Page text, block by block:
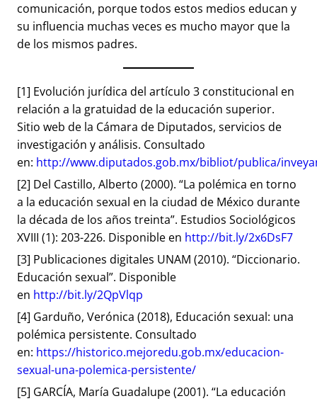
comunicación, porque todos estos medios educan y
su influencia muchas veces es mucho mayor que la
de los mismos padres.
[1] Evolución jurídica del artículo 3 constitucional en
relación a la gratuidad de la educación superior.
Sitio web de la Cámara de Diputados, servicios de
investigación y análisis. Consultado
en: http://www.diputados.gob.mx/bibliot/publica/
[2] Del Castillo, Alberto (2000). “La polémica en torno
a la educación sexual en la ciudad de México durante
la década de los años treinta”. Estudios Sociológicos
XVIII (1): 203-226. Disponible en http://bit.ly/2x6DsF7
[3] Publicaciones digitales UNAM (2010). “Diccionario.
Educación sexual”. Disponible
en http://bit.ly/2QpVlqp
[4] Garduño, Verónica (2018), Educación sexual: una
polémica persistente. Consultado
en: https://historico.mejoredu.gob.mx/educacion-
sexual-una-polemica-persistente/
[5] GARCÍA, María Guadalupe (2001). “La educación